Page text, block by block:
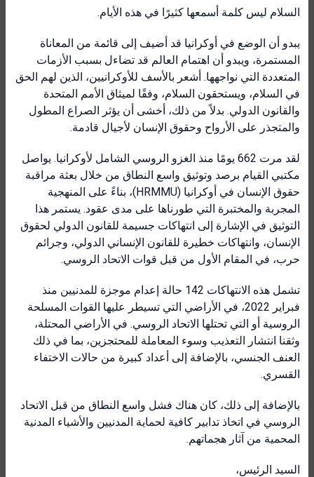
السلام ليس كلمة أسمعها كثيرًا في هذه الأيام.
يبدو أن الوضع في أوكرانيا قد أضيف إلى قائمة من المعاناة
المستمرة، ويبدو أن اهتمام العالم قد تضاءل بسبب الأزمات
المتعددة التي نواجهها. أشعر بالأسف للأوكرانيين، الذين لهم الحق
في السلام، ويستحقون السلام، وفقًا لميثاق الأمم المتحدة
والقانون الدولي. بدلاً من ذلك، أخشى أن يؤثر الصراع المطول
والمتجذر على الأرواح وحقوق الإنسان لأجيال قادمة.
لقد مرت 662 يومًا منذ الغزو الروسي الشامل لأوكرانيا. يواصل
مكتبي القيام برصد وتوثيق واسع النطاق من خلال بعثة مراقبة
حقوق الإنسان في أوكرانيا (HRMMU)، بناءً على المنهجية
المجربة والمختبرة التي طورناها على مدى عقود. يستمر هذا
التوثيق في الإشارة إلى انتهاكات جسيمة للقانون الدولي لحقوق
الإنسان، وانتهاكات خطيرة للقانون الإنساني الدولي، وجرائم
حرب، في المقام الأول من قبل قوات الاتحاد الروسي.
تشمل هذه الانتهاكات 142 حالة إعدام موجزة للمدنيين منذ
فبراير 2022، في الأراضي التي تسيطر عليها القوات المسلحة
الروسية أو التي تحتلها الاتحاد الروسي. في الأراضي المحتلة،
وثقنا انتشار التعذيب وسوء المعاملة للمحتجزين، بما في ذلك
العنف الجنسي، بالإضافة إلى أعداد كبيرة من حالات الاختفاء
القسري.
بالإضافة إلى ذلك، كان هناك فشل واسع النطاق من قبل الاتحاد
الروسي في اتخاذ تدابير كافية لحماية المدنيين والأشياء المدنية
المحمية من آثار هجماتهم.
السيد الرئيس،